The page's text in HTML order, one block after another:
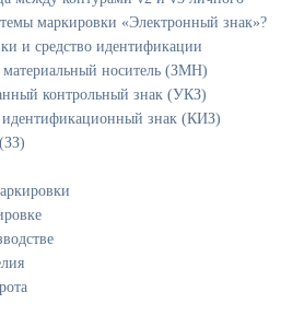
маркировки «Электронный знак»?
и средство идентификации
носитель (ЗМН)
контрольный знак (УКЗ)
знак (КИЗ)